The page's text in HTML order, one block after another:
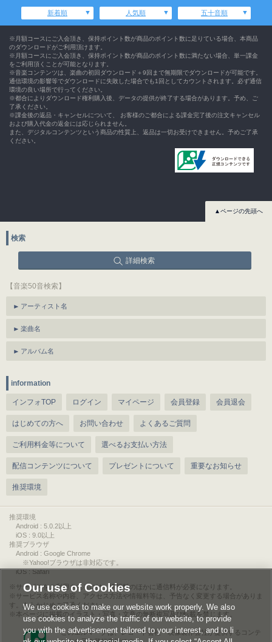
新着順 人気順 五十音順
※月額コースにご入会頂き、保持ポイント数が商品のポイント数に足りている場合、本商品
のダウンロードがご利用頂けます。
※月額コースにご入会頂き、保持ポイント数が商品のポイント数に満たない場合、単一課金
をご利用頂くことが可能となります。
※音楽コンテンツは、楽曲の初回ダウンロード＋9回まで無期限でダウンロードが可能です。
通信環境の影響等でダウンロードに失敗した場合でも1回としてカウントされます。必ず通信
環境の良い場所で行ってください。
※都合によりダウンロード権利購入後、データの提供が終了する場合があります。予め、ご
了承ください。
※課金後の返品・キャンセルについて、 お客様のご都合による課金完了後の注文キャンセル
および購入代金の返金には応じられません。
また、デジタルコンテンツという商品の性質上、返品は一切お受けできません。予めご了承
ください。
▲ページの先頭へ
検索
詳細検索
【音楽50音検索】
アーティスト名
楽曲名
アルバム名
information
インフォTOP ログイン マイページ 会員登録 会員退会
はじめての方へ お問い合わせ よくあるご質問
ご利用料金等について 選べるお支払い方法
配信コンテンツについて プレゼントについて 重要なお知らせ
推奨環境
推奨環境
Android : 5.0.2以上
iOS : 9.0以上
推奨ブラウザ
Android : Google Chrome
※Yahoo!ブラウザは非対応です。
iOS : Safari
サービスをご利用されるには、情報料のほかに通信料が必要になります。
サービス名称や内容、アクセス方法や情報料等は、予告なく変更する場合がありま
す。あらかじめご了承ください。
本ページに掲載のイラスト・写真・文章の無断複写及び転載を禁じます。
このエルマークは、レコード会社・映像製作会社が提供するコンテ
Our use of Cookies
We use cookies to make our website work properly. We also
use cookies to analyze the traffic of our website, to provide
you with the advertisement tailored to your interest, and to li